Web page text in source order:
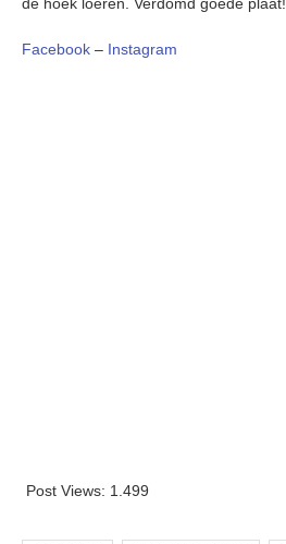
Facebook – Instagram
Post Views: 1.499